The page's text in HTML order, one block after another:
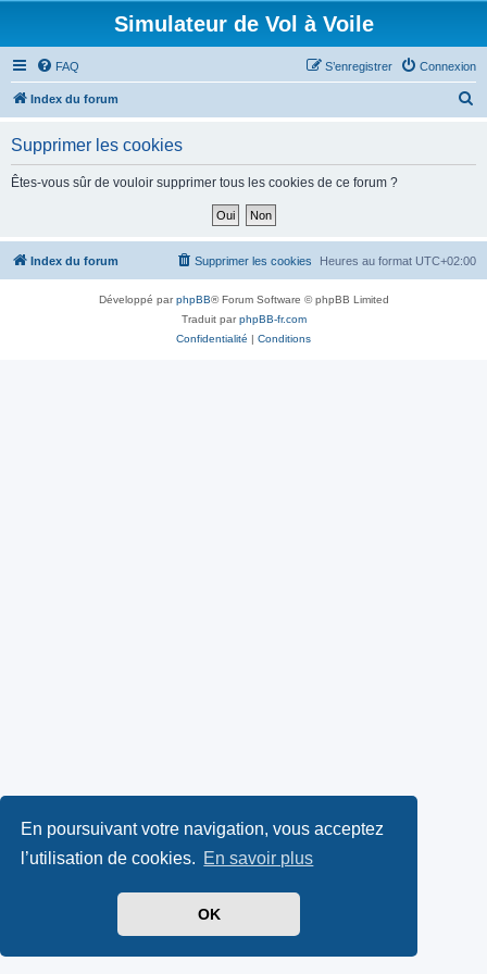
En poursuivant votre navigation, vous acceptez
l’utilisation de cookies. En savoir plus
OK
Simulateur de Vol à Voile
FAQ Connexion
S’enregistrer
Index du forum
h
Supprimer les cookies
Êtes-vous sûr de vouloir supprimer tous les cookies de ce forum ?
Index du forum Heures au format UTC+02:00
Supprimer les cookies
Développé parphpBB® Forum Software © phpBB Limited
Traduit parphpBB-fr.com
Confidentialité | Conditions